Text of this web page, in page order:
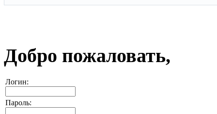
Добро пожаловать,
Логин:
Пароль: